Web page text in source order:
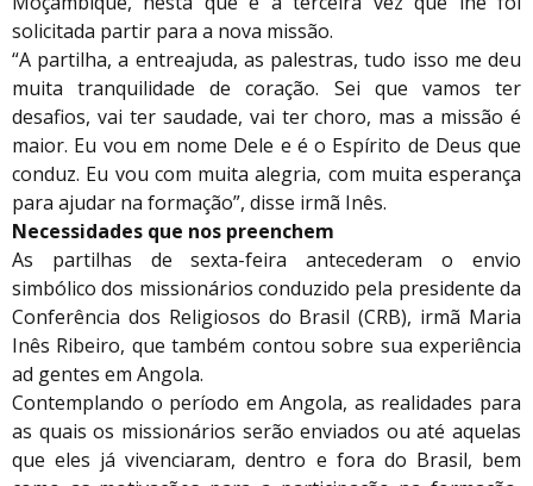
solicitada partir para a nova missão.
“A partilha, a entreajuda, as palestras, tudo isso me deu
muita tranquilidade de coração. Sei que vamos ter
desafios, vai ter saudade, vai ter choro, mas a missão é
maior. Eu vou em nome Dele e é o Espírito de Deus que
conduz. Eu vou com muita alegria, com muita esperança
para ajudar na formação”, disse irmã Inês.
Necessidades que nos preenchem
As partilhas de sexta-feira antecederam o envio
simbólico dos missionários conduzido pela presidente da
Conferência dos Religiosos do Brasil (CRB), irmã Maria
Inês Ribeiro, que também contou sobre sua experiência
ad gentes em Angola.
Contemplando o período em Angola, as realidades para
as quais os missionários serão enviados ou até aquelas
que eles já vivenciaram, dentro e fora do Brasil, bem